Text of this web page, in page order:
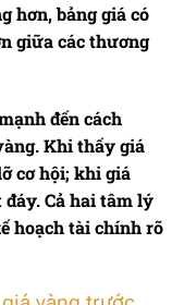
hơn, bảng giá có
giữa các thương
đến cách
. Khi thấy giá
cơ hội; khi giá
Cả hai tâm lý
hoạch tài chính rõ